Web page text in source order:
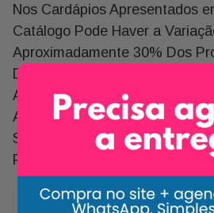
Nos Cardápios Apresentados
Catálogo Pode Haver a
Aproximadamente 30% Dos
Devido a Indisponibilidade Por
Atacadistas, Quando Isso
Alguns Produtos Por Outros de
Superior, Mas Não
Produto Similar.